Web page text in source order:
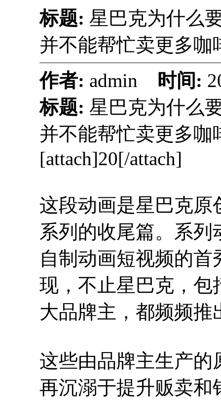
标题: 星巴克为什么
并不能帮忙卖更多
作者: admin 时间:
标题: 星巴克为什么
并不能帮忙卖更多咖
[attach]20[/attach]
这段动画是星巴克原
系列的收尾篇。系
自制动画短视频的
现，不止星巴克，包
大品牌主，都频频推
这些由品牌主生产的
再沉溺于提升贩卖和